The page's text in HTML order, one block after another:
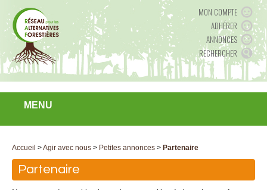
MON COMPTE
ADHÉRER
ANNONCES
RECHERCHER
MENU
Accueil >Agir avec nous > Petites annonces > Partenaire
Partenaire